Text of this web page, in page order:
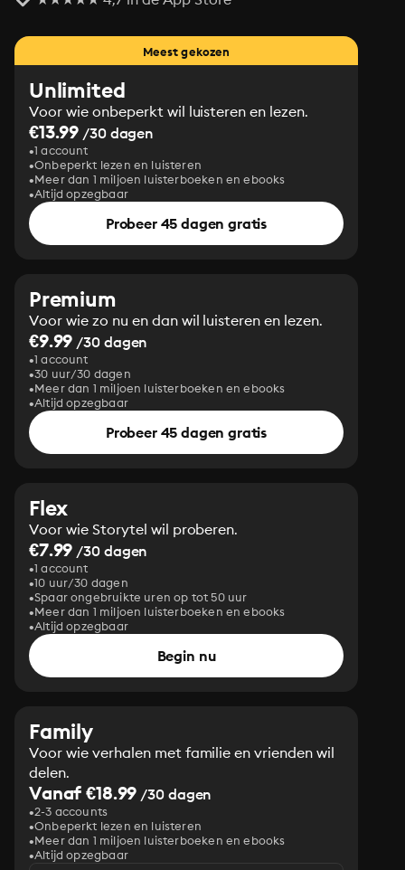
Meest gekozen
Unlimited
Voor wie onbeperkt wil luisteren en lezen.
€13.99 /30 dagen
1 account
Onbeperkt lezen en luisteren
Meer dan 1 miljoen luisterboeken en ebooks
Altijd opzegbaar
Probeer 45 dagen gratis
Premium
Voor wie zo nu en dan wil luisteren en lezen.
€9.99 /30 dagen
1 account
30 uur/30 dagen
Meer dan 1 miljoen luisterboeken en ebooks
Altijd opzegbaar
Probeer 45 dagen gratis
Flex
Voor wie Storytel wil proberen.
€7.99 /30 dagen
1 account
10 uur/30 dagen
Spaar ongebruikte uren op tot 50 uur
Meer dan 1 miljoen luisterboeken en ebooks
Altijd opzegbaar
Begin nu
Family
Voor wie verhalen met familie en vrienden wil
delen.
Vanaf €18.99 /30 dagen
2-3 accounts
Onbeperkt lezen en luisteren
Meer dan 1 miljoen luisterboeken en ebooks
Altijd opzegbaar